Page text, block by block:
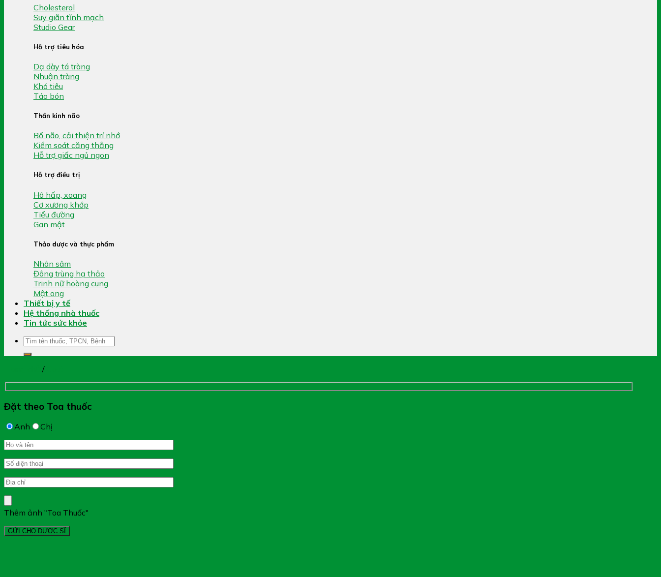
Cholesterol
Suy giãn tĩnh mạch
Studio Gear
Hỗ trợ tiêu hóa
Dạ dày tá tràng
Nhuận tràng
Khó tiêu
Táo bón
Thần kinh não
Bổ não, cải thiện trí nhớ
Kiểm soát căng thẳng
Hỗ trợ giấc ngủ ngon
Hỗ trợ điều trị
Hô hấp, xoang
Cơ xương khớp
Tiểu đường
Gan mật
Thảo dược và thực phẩm
Nhân sâm
Đông trùng hạ thảo
Trinh nữ hoàng cung
Mật ong
Thiết bị y tế
Hệ thống nhà thuốc
Tin tức sức khỏe
Tìm
kiếm:
/
Đặt theo Toa thuốc
Anh Chị
Thêm ảnh "Toa Thuốc"